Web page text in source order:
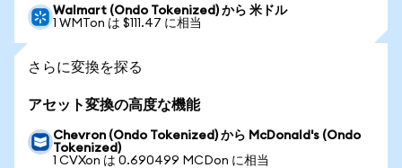
Walmart (Ondo Tokenized) から 米ドル
1 WMTon は $111.47 に相当
さらに変換を探る
アセット変換の高度な機能
Chevron (Ondo Tokenized) から McDonald's (Ondo
Tokenized)
1 CVXon は 0.690499 MCDon に相当